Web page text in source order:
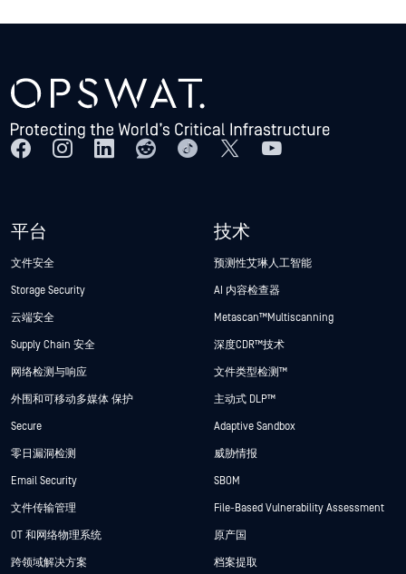
平台
文件安全
Storage Security
云端安全
Supply Chain 安全
网络检测与响应
外围和可移动多媒体 保护
Secure
零日漏洞检测
Email Security
文件传输管理
OT 和网络物理系统
跨领域解决方案
技术
预测性艾琳人工智能
AI 内容检查器
Metascan™ Multiscanning
深度CDR™技术
文件类型检测™
主动式 DLP™
Adaptive Sandbox
威胁情报
SBOM
File-Based Vulnerability Assessment
原产国
档案提取